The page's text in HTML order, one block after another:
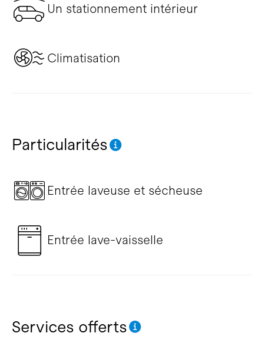
Un stationnement intérieur
Climatisation
Particularités
Entrée laveuse et sécheuse
Entrée lave-vaisselle
Services offerts